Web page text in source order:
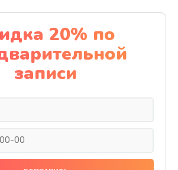
20% по
записи